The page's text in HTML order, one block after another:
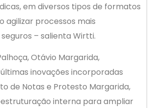
em diversos tipos de formatos
agilizar processos mais
– salienta Wirtti.
Otávio Margarida,
inovações incorporadas
de Notas e Protesto Margarida,
interna para ampliar